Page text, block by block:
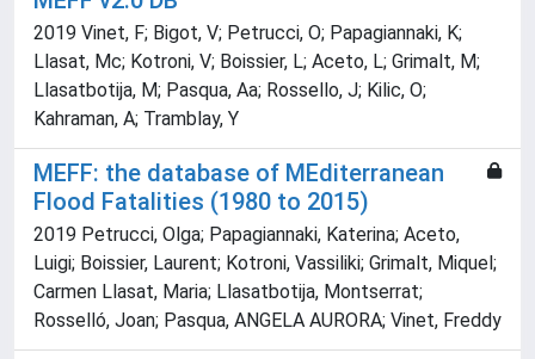
2019 Vinet, F; Bigot, V; Petrucci, O; Papagiannaki, K;
Llasat, Mc; Kotroni, V; Boissier, L; Aceto, L; Grimalt, M;
Llasatbotija, M; Pasqua, Aa; Rossello, J; Kilic, O;
Kahraman, A; Tramblay, Y
MEFF: the database of MEditerranean
Flood Fatalities (1980 to 2015)
2019 Petrucci, Olga; Papagiannaki, Katerina; Aceto,
Luigi; Boissier, Laurent; Kotroni, Vassiliki; Grimalt, Miquel;
Carmen Llasat, Maria; Llasatbotija, Montserrat;
Rosselló, Joan; Pasqua, ANGELA AURORA; Vinet, Freddy